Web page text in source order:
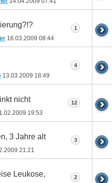
16.03.2009 08:44
1
13.03.2009 18:49
4
nicht
19:53
12
3 Jahre alt
21:21
3
Leukose, 2